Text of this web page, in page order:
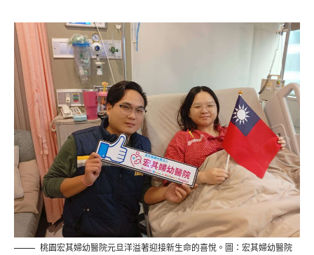
桃園宏其婦幼醫院元旦洋溢著迎接新生命的喜悅。圖：宏其婦幼醫院